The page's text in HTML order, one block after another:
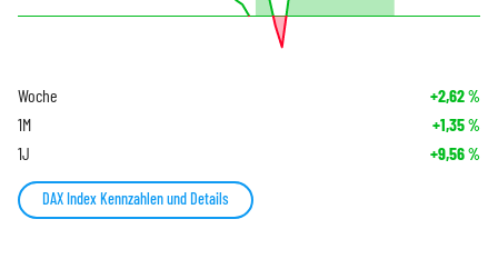
Woche +2,62%
1M +1,35%
1J +9,56%
DAX Index Kennzahlen und Details